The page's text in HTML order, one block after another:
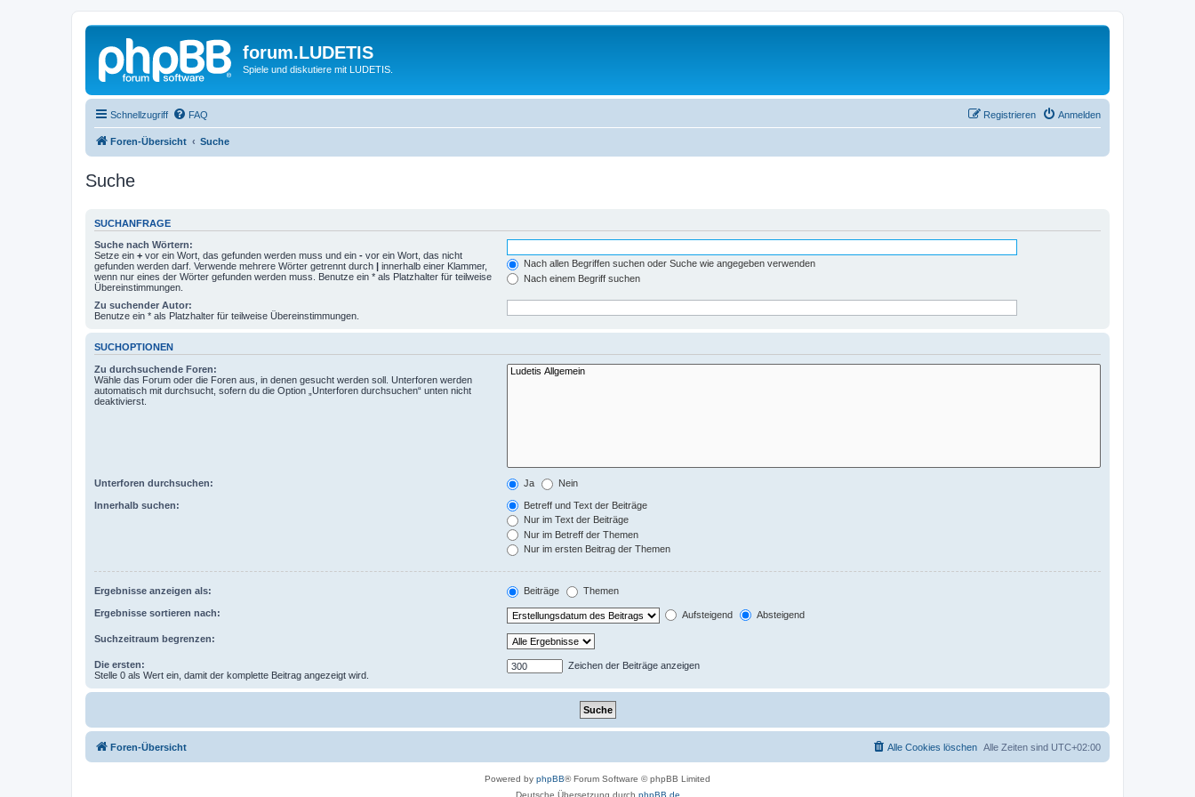
forum.LUDETIS
Spiele und diskutiere mit LUDETIS.
Schnellzugriff FAQ Anmelden
Registrieren
Foren-Übersicht Suche
Suche
SUCHANFRAGE
Suche nach Wörtern:
Setze ein + vor ein Wort, das gefunden werden muss und ein - vor ein Wort, das nicht
gefunden werden darf. Verwende mehrere Wörter getrennt durch | innerhalb einer Klammer,
wenn nur eines der Wörter gefunden werden muss. Benutze ein * als Platzhalter für teilweise
Übereinstimmungen.
Nach allen Begriffen suchen oder Suche wie angegeben verwenden
Nach einem Begriff suchen
Zu suchender Autor:
Benutze ein * als Platzhalter für teilweise Übereinstimmungen.
SUCHOPTIONEN
Zu durchsuchende Foren:
Wähle das Forum oder die Foren aus, in denen gesucht werden soll. Unterforen werden
automatisch mit durchsucht, sofern du die Option „Unterforen durchsuchen“ unten nicht
deaktivierst.
Unterforen durchsuchen: Ja Nein
Innerhalb suchen:
Betreff und Text der Beiträge
Nur im Text der Beiträge
Nur im Betreff der Themen
Nur im ersten Beitrag der Themen
Ergebnisse anzeigen als: Beiträge Themen
Ergebnisse sortieren nach: Aufsteigend Absteigend
Suchzeitraum begrenzen:
Die ersten:
Stelle 0 als Wert ein, damit der komplette Beitrag angezeigt wird.
Zeichen der Beiträge anzeigen
Foren-Übersicht Alle Zeiten sind UTC+02:00
Alle Cookies löschen
Powered by phpBB® Forum Software © phpBB Limited
Deutsche Übersetzung durch phpBB.de